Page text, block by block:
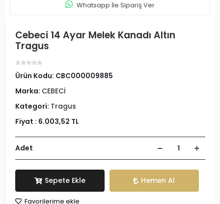
Whatsapp İle Sipariş Ver
Cebeci 14 Ayar Melek Kanadı Altın
Tragus
Ürün Kodu: CBC000009885
Marka: CEBECİ
Kategori: Tragus
Fiyat : 6.003,52 TL
Adet
Sepete Ekle Hemen Al
Favorilerime ekle